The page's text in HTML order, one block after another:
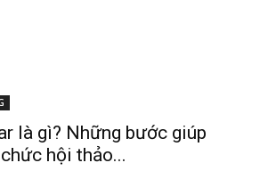
là gì? Những bước giúp
hội thảo...